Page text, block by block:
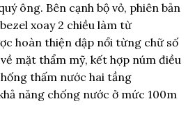
ông. Bên cạnh bộ vỏ, phiên bản
xoay 2 chiều làm từ
hoàn thiện dập nổi từng chữ số
mặt thẩm mỹ, kết hợp núm điều
thấm nước hai tầng
năng chống nước ở mức 100m